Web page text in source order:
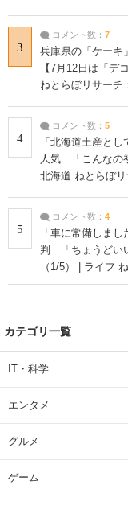
3
コメント数： 7
兵庫県の「ケー
【7月12日は「デ
ねとらぼリサーチ
4
コメント数： 5
「北海道土産と
人気 「こんなの
北海道 ねとらぼリ
5
コメント数： 4
「車に常備しま
判 「ちょうどい
（1/5） | ライフ
カテゴリ一覧
IT・科学
エンタメ
グルメ
ゲーム